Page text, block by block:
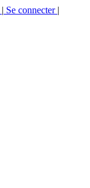
| Se connecter |